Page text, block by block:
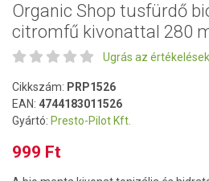
Organic Shop tusfürdő
citromfű kivonattal 280
Ugrás az
Cikkszám: PRP1526
EAN: 4744183011526
Gyártó: Presto-Pilot Kft.
999 Ft